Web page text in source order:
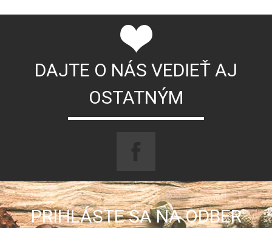
DAJTE O NÁS VEDIEŤ AJ
OSTATNÝM
PRIHLÁSTE SA NA ODBER